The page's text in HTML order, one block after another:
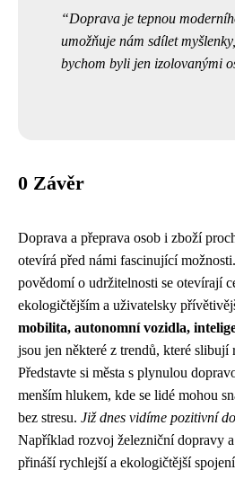
Doprava je tepnou
umožňuje nám sdílet
bychom byli jen izolovanými
0 Závěr
Doprava a přeprava osob i zboží
otevírá před námi fascinující
povědomí o udržitelnosti se otevírají
ekologičtějším a uživatelsky
mobilita, autonomní vozidla,
jsou jen některé z trendů, které slibují
Představte si města s plynulou
menším hlukem, kde se lidé mohou
bez stresu. Již dnes vidíme pozitivní
Například rozvoj železniční dopravy
přináší rychlejší a ekologičtější